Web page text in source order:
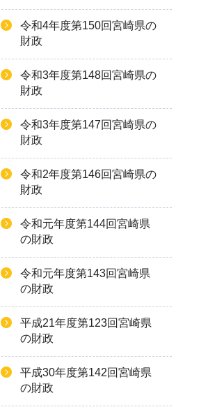
令和4年度第150回宮崎県の
財政
令和3年度第148回宮崎県の
財政
令和3年度第147回宮崎県の
財政
令和2年度第146回宮崎県の
財政
令和元年度第144回宮崎県
の財政
令和元年度第143回宮崎県
の財政
平成21年度第123回宮崎県
の財政
平成30年度第142回宮崎県
の財政